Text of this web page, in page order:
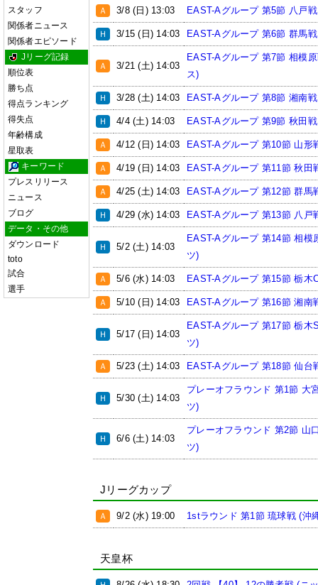
スタッフ
関係者ニュース
関係者エピソード
Jリーグ記録
順位表
勝ち点
得点ランキング
得失点
年齢構成
星取表
キーワード
プレスリリース
ニュース
ブログ
データ・その他
ダウンロード
toto
試合
選手
Ａ 3/8 (日) 13:03 EAST-Aグループ 第5節 八戸
Ｈ 3/15 (日) 14:03 EAST-Aグループ 第6節 群馬
Ａ 3/21 (土) 14:03
EAST-Aグループ 第7節 相模
ス)
Ｈ 3/28 (土) 14:03 EAST-Aグループ 第8節 湘南
Ｈ 4/4 (土) 14:03 EAST-Aグループ 第9節 秋田
Ａ 4/12 (日) 14:03 EAST-Aグループ 第10節 山形
Ａ 4/19 (日) 14:03 EAST-Aグループ 第11節 秋田
Ａ 4/25 (土) 14:03 EAST-Aグループ 第12節 群馬
Ｈ 4/29 (水) 14:03 EAST-Aグループ 第13節 八戸
Ｈ 5/2 (土) 14:03
EAST-Aグループ 第14節 相模
ツ)
Ａ 5/6 (水) 14:03 EAST-Aグループ 第15節 栃木
Ａ 5/10 (日) 14:03 EAST-Aグループ 第16節 湘南
Ｈ 5/17 (日) 14:03
EAST-Aグループ 第17節 栃木
ツ)
Ａ 5/23 (土) 14:03 EAST-Aグループ 第18節 仙台
Ｈ 5/30 (土) 14:03
プレーオフラウンド 第1節 大
ツ)
Ｈ 6/6 (土) 14:03
プレーオフラウンド 第2節 山
ツ)
Jリーグカップ
Ａ 9/2 (水) 19:00 1stラウンド 第1節 琉球戦 (沖
天皇杯